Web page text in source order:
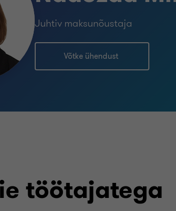
Juhtiv maksunõustaja
Võtke ühendust
töötajatega